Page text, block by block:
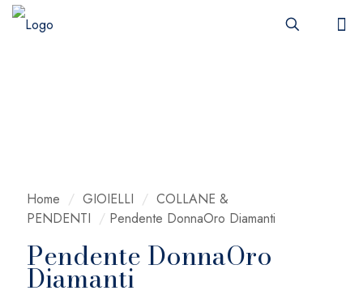
Home / GIOIELLI / COLLANE &
PENDENTI / Pendente DonnaOro Diamanti
Pendente DonnaOro
Diamanti